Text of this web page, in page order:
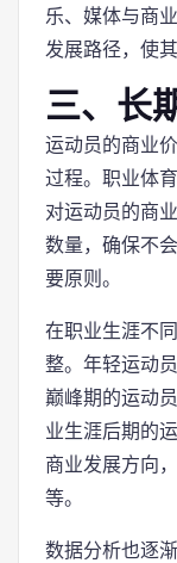
乐、媒体与商
发展路径，使
三、长
运动员的商业
过程。职业体
对运动员的商
数量，确保不
要原则。
在职业生涯不
整。年轻运动
巅峰期的运动
业生涯后期的
商业发展方向
等。
数据分析也逐